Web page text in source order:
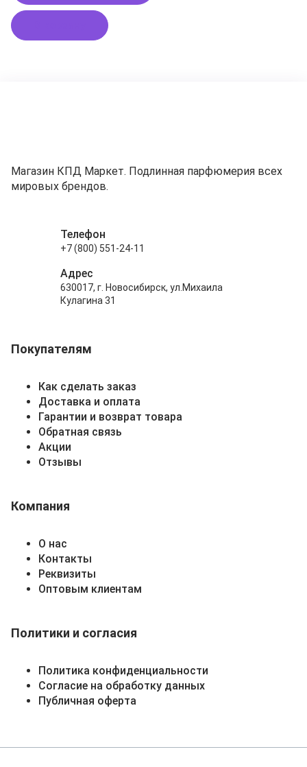
Магазин КПД Маркет. Подлинная парфюмерия всех
мировых брендов.
Покупателям
Как сделать заказ
Доставка и оплата
Гарантии и возврат товара
Обратная связь
Акции
Отзывы
Компания
О нас
Контакты
Реквизиты
Оптовым клиентам
Политики и согласия
Политика конфиденциальности
Согласие на обработку данных
Публичная оферта
Телефон
+7 (800) 551-24-11
Адрес
630017, г. Новосибирск, ул.Михаила
Кулагина 31